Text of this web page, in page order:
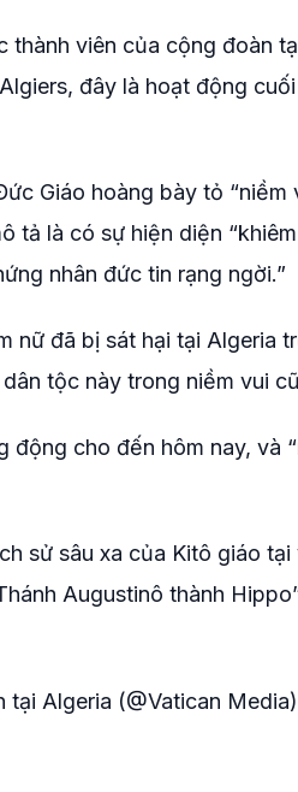
viên của cộng đoàn
đây là hoạt động
Giáo hoàng bày tỏ “niềm
tả là có sự hiện diện
nhân đức tin rạng ngời.”
nữ đã bị sát hại tại Algeria
tộc này trong niềm vui
động cho đến hôm nay, và
sử sâu xa của Kitô giáo
Augustinô thành
Algeria (@Vatican Media)